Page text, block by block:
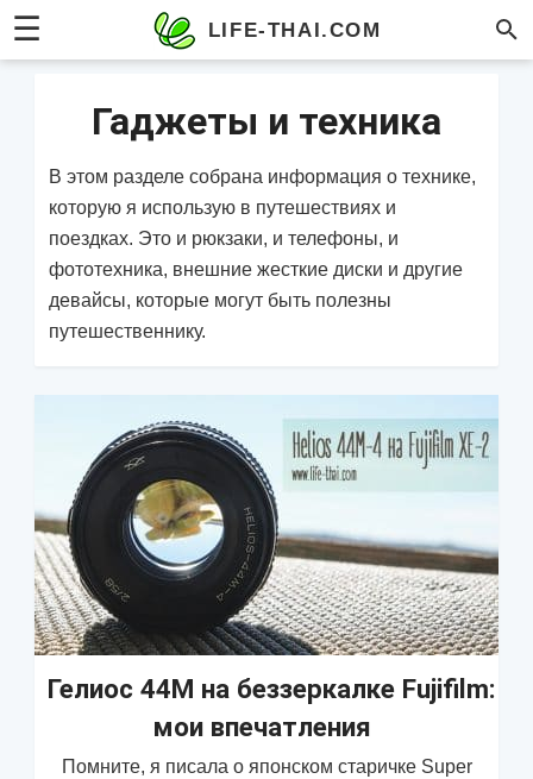
☰ LIFE-THAI.COM
Гаджеты и техника
В этом разделе собрана информация о технике,
которую я использую в путешествиях и
поездках. Это и рюкзаки, и телефоны, и
фототехника, внешние жесткие диски и другие
девайсы, которые могут быть полезны
путешественнику.
Гелиос 44М на беззеркалке Fujifilm:
мои впечатления
Помните, я писала о японском старичке Super